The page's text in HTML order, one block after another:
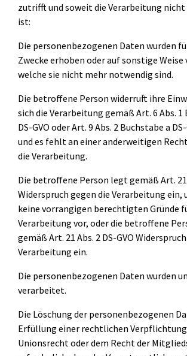
zutrifft und soweit die Verarbeitung
ist:
Die personenbezogenen Daten wurden
Zwecke erhoben oder auf sonstige
welche sie nicht mehr notwendig sind.
Die betroffene Person widerruft ihre
sich die Verarbeitung gemäß Art. 6 Abs. 1
DS-GVO oder Art. 9 Abs. 2 Buchstabe a
und es fehlt an einer anderweitigen
die Verarbeitung.
Die betroffene Person legt gemäß Art. 21
Widerspruch gegen die Verarbeitung ein,
keine vorrangigen berechtigten Gründe
Verarbeitung vor, oder die betroffene
gemäß Art. 21 Abs. 2 DS-GVO
Verarbeitung ein.
Die personenbezogenen Daten wurden
verarbeitet.
Die Löschung der personenbezogenen
Erfüllung einer rechtlichen Verpflichtung
Unionsrecht oder dem Recht der